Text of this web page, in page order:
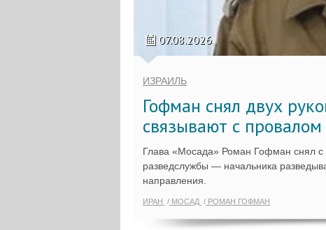
07.08.2026
ИЗРАИЛЬ
Гофман снял двух
связывают с
Глава «Мосада» Роман Гофман снял с
разведслужбы — начальника
направления.
ИРАН МОСАД РОМАН ГОФМАН